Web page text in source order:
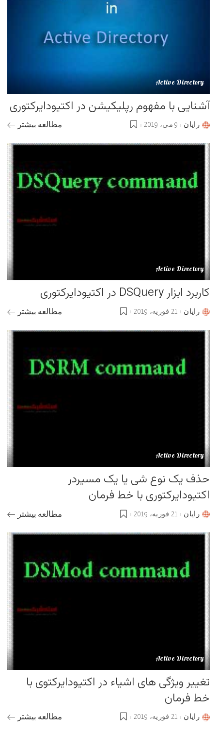
Active Directory
آشنایی با مفهوم رپلیکیشن در اکتیودایرکتوری
Postedرایان 9 می، 2019 مطالعه بیشتر
Active Directory
کاربرد ابزار DSQuery در اکتیودایرکتوری
Postedرایان 21 فوریه، 2019 مطالعه بیشتر
Active Directory
حذف یک نوع شی یا یک مسیردر
اکتیودایرکتوری با خط فرمان
Postedرایان 21 فوریه، 2019 مطالعه بیشتر
Active Directory
تغییر ویژگی های اشیاء در اکتیودایرکتوی با
خط فرمان
Postedرایان 21 فوریه، 2019 مطالعه بیشتر